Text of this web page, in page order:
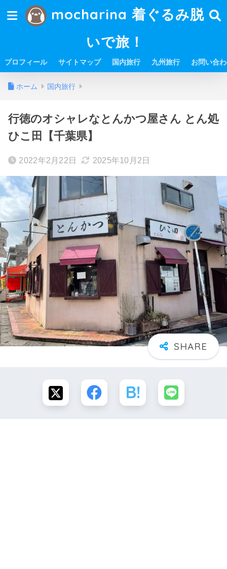
mocharina 着ぐるみ脱
いで旅！
プロフィール サイトマップ 国内旅行 九州旅行 お問い合
ホーム 国内旅行
行徳のオシャレなとんかつ屋さん とん処
ひこ田【千葉県】
2022年2月22日 2025年10月2日